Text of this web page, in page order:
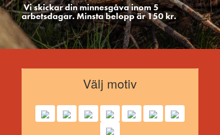
Vi skickar din minnesgåva inom 5
arbetsdagar. Minsta belopp är 150 kr.